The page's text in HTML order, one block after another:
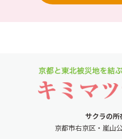
サクラの所
京都市右京区・嵐山